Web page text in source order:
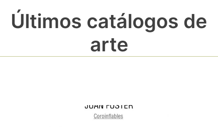
Últimos catálogos de
arte